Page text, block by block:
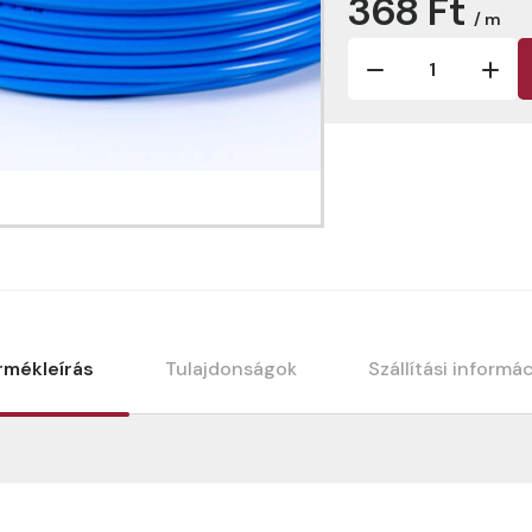
368 Ft / m
Tulajdonságok Szállítási